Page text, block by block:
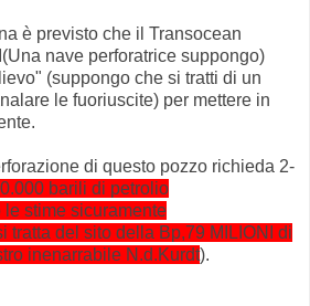
è previsto che il Transocean
nave perforatrice suppongo)
(suppongo che si tratti di un
le fuoriuscite) per mettere in
di questo pozzo richieda 2-
barili di petrolio
stime sicuramente
tratta del sito della Bp,79 MILIONI di
inenarrabile N.d.Kurdt).